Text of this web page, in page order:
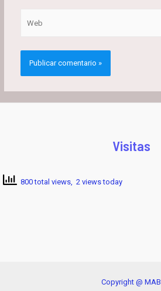
Visitas
800 total views, 2 views today
Copyright @ MAB